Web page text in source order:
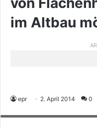
im Altbau
epr 2. April 2014 0
installieren. (Foto: epr/